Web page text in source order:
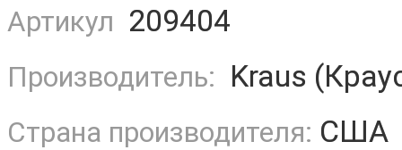
Артикул 209404
Производитель: Kraus
Страна производителя: США